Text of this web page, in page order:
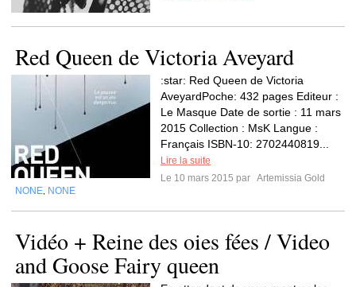
Red Queen de Victoria Aveyard
:star: Red Queen de Victoria
AveyardPoche: 432 pages Editeur :
Le Masque Date de sortie : 11 mars
2015 Collection : MsK Langue :
Français ISBN-10: 2702440819...
Lire la suite
Le 10 mars 2015 par Artemissia Gold
NONE NONE
Vidéo + Reine des oies fées / Video
and Goose Fairy queen